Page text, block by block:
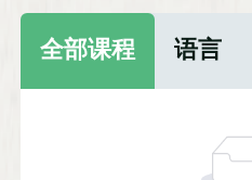
全部课程 语言